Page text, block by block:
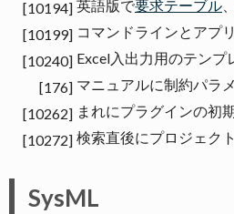
[10194] 英語版で要求テーブル
[10199] コマンドラインとアプ
[10240] Excel入出力用のテン
[176] マニュアルに制約パラ
[10262] まれにプラグインの初
[10272] 検索直後にプロジェク
SysML